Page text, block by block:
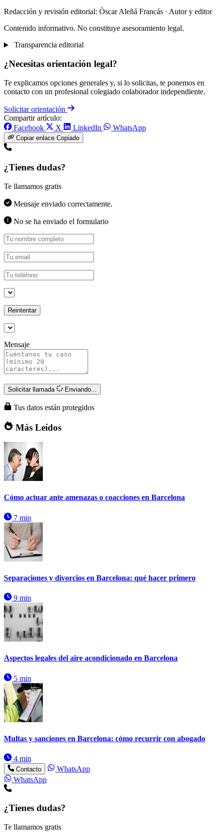
Redacción y revisión editorial: Òscar Aleñá Francás · Autor y editor
Contenido informativo. No constituye asesoramiento legal.
Transparencia editorial
¿Necesitas orientación legal?
Te explicamos opciones generales y, si lo solicitas, te ponemos en
contacto con un profesional colegiado colaborador independiente.
Solicitar orientación
Compartir artículo:
Facebook
X LinkedIn WhatsApp
Copiar enlace Copiado
¿Tienes dudas?
Te llamamos gratis
Mensaje enviado correctamente.
No se ha enviado el formulario
Reintentar
Mensaje
Solicitar llamada Enviando...
Tus datos están protegidos
Más Leídos
Cómo actuar ante amenazas o coacciones en Barcelona
7 min
Separaciones y divorcios en Barcelona: qué hacer primero
9 min
Aspectos legales del aire acondicionado en Barcelona
5 min
Multas y sanciones en Barcelona: cómo recurrir con abogado
4 min
Contacto
WhatsApp
WhatsApp
¿Tienes dudas?
Te llamamos gratis